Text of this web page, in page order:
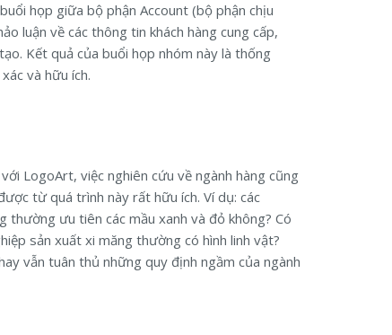
họp giữa bộ phận Account (bộ phận chịu
luận về các thông tin khách hàng cung cấp,
Kết quả của buổi họp nhóm này là thống
và hữu ích.
LogoArt, việc nghiên cứu về ngành hàng cũng
từ quá trình này rất hữu ích. Ví dụ: các
thường ưu tiên các mầu xanh và đỏ không? Có
sản xuất xi măng thường có hình linh vật?
vẫn tuân thủ những quy định ngầm của ngành